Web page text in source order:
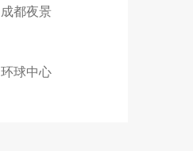
成都夜景
环球中心